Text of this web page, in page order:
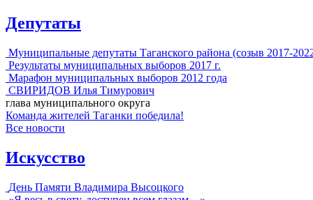
Депутаты
Муниципальные депутаты Таганского района (созыв 2017-
Результаты муниципальных выборов 2017 г.
Марафон муниципальных выборов 2012 года
СВИРИДОВ Илья Тимурович
глава муниципального округа
Команда жителей Таганки победила!
Все новости
Искусство
День Памяти Владимира Высоцкого